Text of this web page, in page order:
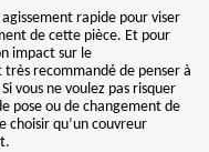
rapide pour viser
de cette pièce. Et pour
impact sur le
recommandé de penser à
vous ne voulez pas risquer
pose ou de changement de
choisir qu’un couvreur